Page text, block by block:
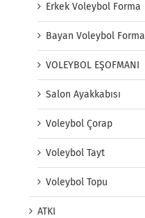
Erkek Voleybol Forma
Bayan Voleybol Forma
VOLEYBOL EŞOFMANI
Salon Ayakkabısı
Voleybol Çorap
Voleybol Tayt
Voleybol Topu
ATKI